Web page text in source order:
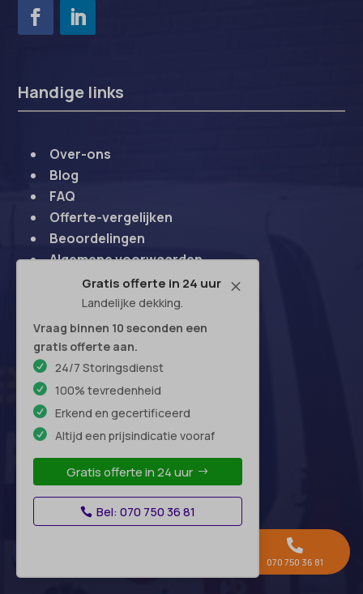
M
Gratis offerte in 24 uur
Landelijke dekking.
Vraag binnen 10 seconden een
gratis offerte aan.
24/7 Storingsdienst
100% tevredenheid
Erkend en gecertificeerd
Altijd een prijsindicatie vooraf
Gratis offerte in 24 uur
Bel: 070 750 36 81
Handige links
Over-ons
Blog
FAQ
Offerte-vergelijken
Beoordelingen
Algemene voorwaarden
Disclaimer
Begrippenlijst
Contact
Openingstijden
Maandag:24 uur
Dinsdag:24 uur
Woensdag:24 uur
Donderdag:24 uur
Vrijdag:24 uur

070 750 36 81